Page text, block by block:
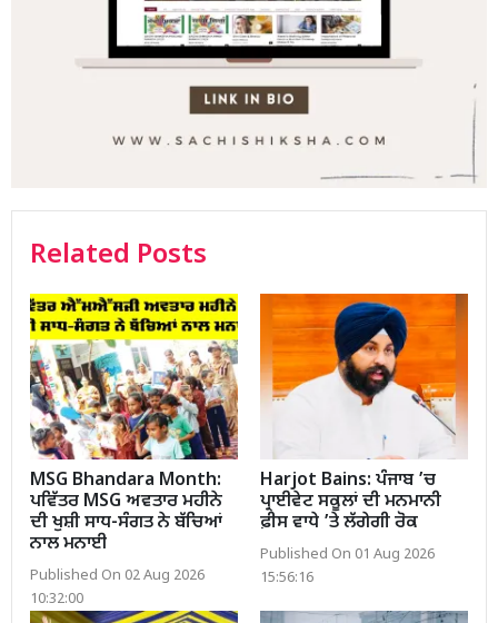
Related Posts
MSG Bhandara Month:
ਪਵਿੱਤਰ MSG ਅਵਤਾਰ ਮਹੀਨੇ
ਦੀ ਖੁਸ਼ੀ ਸਾਧ-ਸੰਗਤ ਨੇ ਬੱਚਿਆਂ
ਨਾਲ ਮਨਾਈ
Published On 02 Aug 2026
10:32:00
Harjot Bains: ਪੰਜਾਬ ’ਚ
ਪ੍ਰਾਈਵੇਟ ਸਕੂਲਾਂ ਦੀ ਮਨਮਾਨੀ
ਫ਼ੀਸ ਵਾਧੇ ’ਤੇ ਲੱਗੇਗੀ ਰੋਕ
Published On 01 Aug 2026
15:56:16